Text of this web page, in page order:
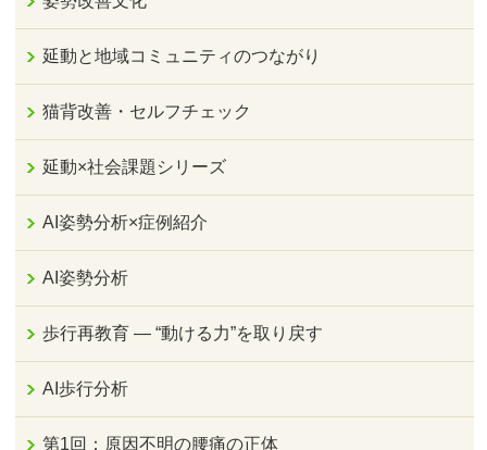
延動と地域コミュニティのつながり
猫背改善・セルフチェック
延動×社会課題シリーズ
AI姿勢分析×症例紹介
AI姿勢分析
歩行再教育 ― “動ける力”を取り戻す
AI歩行分析
第1回：原因不明の腰痛の正体